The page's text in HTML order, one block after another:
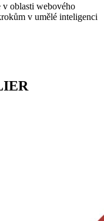
v oblasti webového
v umělé inteligenci